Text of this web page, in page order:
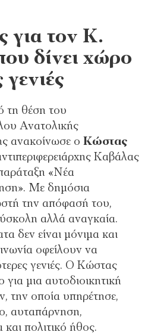
για τον Κ.
δίνει χώρο
γενιές
τη θέση του
Ανατολικής
ανακοίνωσε ο Κώστας
Καβάλας
«Νέα
Με δημόσια
την απόφασή του,
αλλά αναγκαία.
δεν είναι μόνιμα και
οφείλουν να
γενιές. Ο Κώστας
μια αυτοδιοικητική
την οποία υπηρέτησε,
αυταπάρνηση,
πολιτικό ήθος.